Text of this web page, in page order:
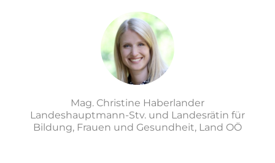
Mag. Christine Haberlander
Landeshauptmann-Stv. und Landesrätin für
Bildung, Frauen und Gesundheit, Land OÖ